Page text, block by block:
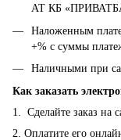
АТ КБ
Наложенным
+% с суммы
Наличными при
Как заказать
1. Сделайте заказ на
2. Оплатите его